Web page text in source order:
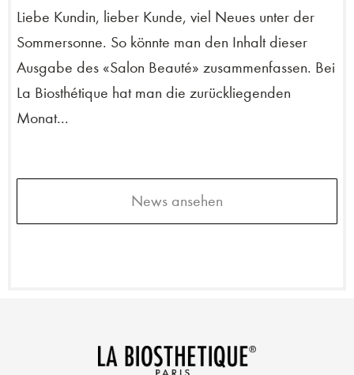
Liebe Kundin, lieber Kunde, viel Neues unter der
Sommersonne. So könnte man den Inhalt dieser
Ausgabe des «Salon Beauté» zusammenfassen. Bei
La Biosthétique hat man die zurückliegenden
Monat...
News ansehen